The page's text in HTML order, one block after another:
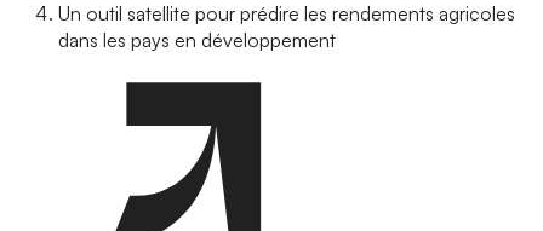
Un outil satellite pour prédire les rendements agricoles
dans les pays en développement